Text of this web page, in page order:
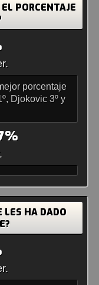
PORCENTAJE
porcentaje
Djokovic 3º y
LES HA DADO